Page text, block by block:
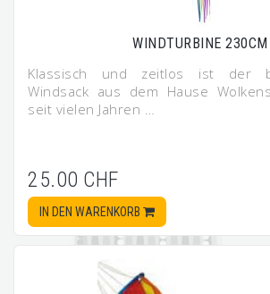
WINDTURBINE 230CM
Klassisch und zeitlos ist der
Windsack aus dem Hause
seit vielen Jahren …
25.00 CHF
IN DEN WARENKORB